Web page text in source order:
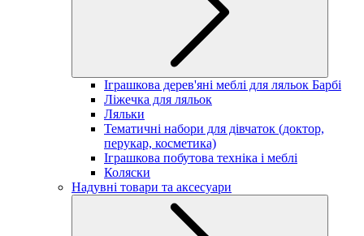
Іграшкова дерев'яні меблі для ляльок Барбі
Ліжечка для ляльок
Ляльки
Тематичні набори для дівчаток (доктор,
перукар, косметика)
Іграшкова побутова техніка і меблі
Коляски
Надувні товари та аксесуари